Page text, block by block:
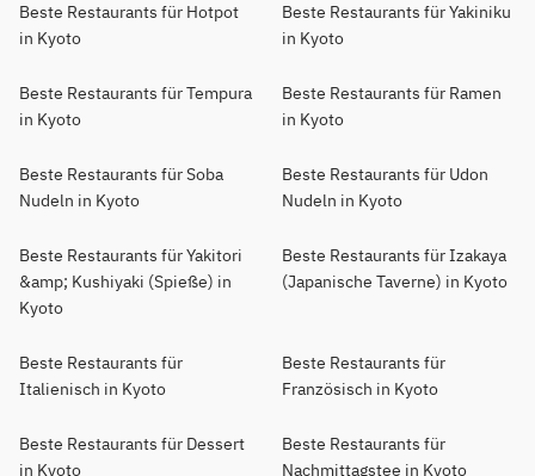
Beste Restaurants für Hotpot
in Kyoto
Beste Restaurants für Yakiniku
in Kyoto
Beste Restaurants für Tempura
in Kyoto
Beste Restaurants für Ramen
in Kyoto
Beste Restaurants für Soba
Nudeln in Kyoto
Beste Restaurants für Udon
Nudeln in Kyoto
Beste Restaurants für Yakitori
&amp; Kushiyaki (Spieße) in
Kyoto
Beste Restaurants für Izakaya
(Japanische Taverne) in Kyoto
Beste Restaurants für
Italienisch in Kyoto
Beste Restaurants für
Französisch in Kyoto
Beste Restaurants für Dessert
in Kyoto
Beste Restaurants für
Nachmittagstee in Kyoto